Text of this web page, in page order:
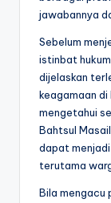
jawabannya
Sebelum
istinbat
dijelaskan
keagamaan di
mengetahui
Bahtsul
dapat menjadi
terutama
Bila mengacu